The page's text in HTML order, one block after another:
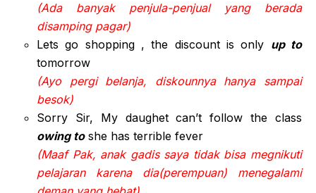
(Ada banyak penjula-penjual yang berada
disamping pagar)
Lets go shopping , the discount is only up to
tomorrow
(Ayo pergi belanja, diskounnya hanya sampai
besok)
Sorry Sir, My daughet can’t follow the class
owing toshe has terrible fever
(Maaf Pak, anak gadis saya tidak bisa megnikuti
pelajaran karena dia(perempuan) menegalami